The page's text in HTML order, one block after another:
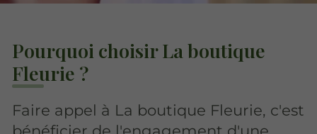
Pourquoi choisir La boutique
Fleurie ?
Faire appel à La boutique Fleurie, c'est
bénéficier de l'engagement d'une